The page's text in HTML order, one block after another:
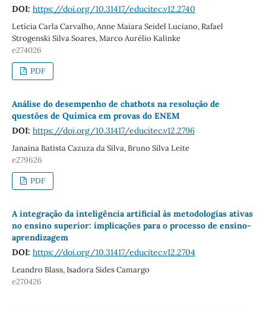
DOI: https://doi.org/10.31417/educitec.v12.2740
Letícia Carla Carvalho, Anne Maiara Seidel Luciano, Rafael
Strogenski Silva Soares, Marco Aurélio Kalinke
e274026
PDF
Análise do desempenho de chatbots na resolução de
questões de Química em provas do ENEM
DOI: https://doi.org/10.31417/educitec.v12.2796
Janaina Batista Cazuza da Silva, Bruno Silva Leite
e279626
PDF
A integração da inteligência artificial às metodologias ativas
no ensino superior: implicações para o processo de ensino-
aprendizagem
DOI: https://doi.org/10.31417/educitec.v12.2704
Leandro Blass, Isadora Sides Camargo
e270426